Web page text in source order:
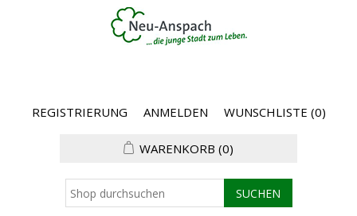
REGISTRIERUNG ANMELDEN WUNSCHLISTE (0)
WARENKORB (0)